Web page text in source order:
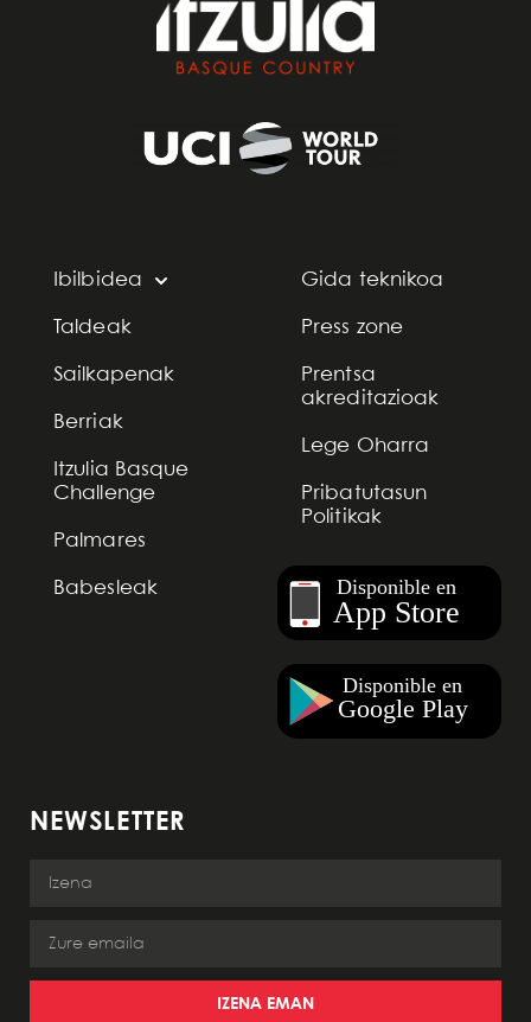
Ibilbidea
Taldeak
Sailkapenak
Berriak
Itzulia Basque
Challenge
Palmares
Babesleak
Gida teknikoa
Press zone
Prentsa
akreditazioak
Lege Oharra
Pribatutasun
Politikak
NEWSLETTER
IZENA EMAN